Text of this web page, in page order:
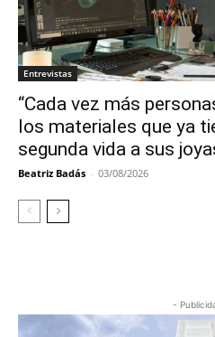
Entrevistas
“Cada vez más
los materiales que ya
segunda vida a sus
Beatriz Badás - 03/08/2026
-